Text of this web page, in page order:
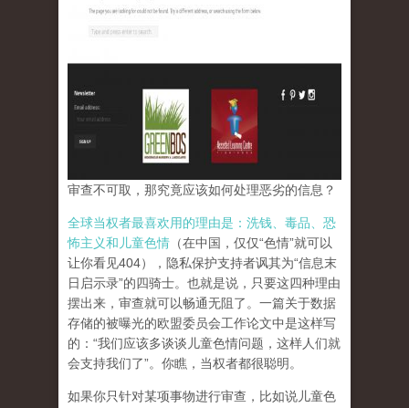
审查不可取，那究竟应该如何处理恶劣的信息？
全球当权者最喜欢用的理由是：洗钱、毒品、恐
怖主义和儿童色情 （在中国，仅仅“色情”就可以
让你看见404），隐私保护支持者讽其为“信息末
日启示录”的四骑士。也就是说，只要这四种理由
摆出来，审查就可以畅通无阻了。一篇关于数据
存储的被曝光的欧盟委员会工作论文中是这样写
的：“我们应该多谈谈儿童色情问题，这样人们就
会支持我们了”。你瞧，当权者都很聪明。
如果你只针对某项事物进行审查，比如说儿童色